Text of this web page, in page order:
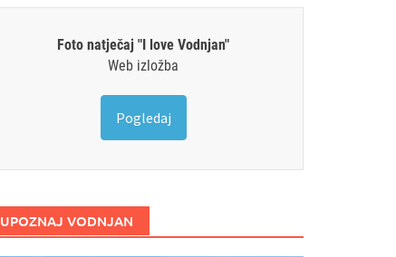
Foto natječaj "I love Vodnjan"
Web izložba
Pogledaj
UPOZNAJ VODNJAN